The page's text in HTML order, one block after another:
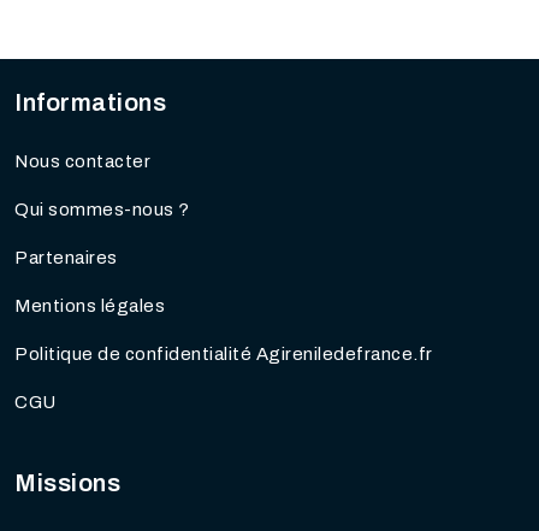
Informations
Nous contacter
Qui sommes-nous ?
Partenaires
Mentions légales
Politique de confidentialité Agireniledefrance.fr
CGU
Missions